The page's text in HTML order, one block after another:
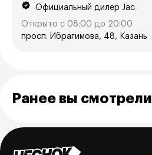
Официальный дилер Jac
Открыто с 08:00 до 20:00
просп. Ибрагимова, 48, Казань
Ранее вы смотрели